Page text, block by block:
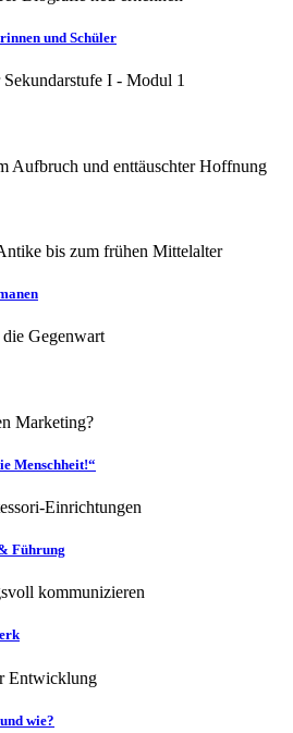
und Schüler
I - Modul 1
Aufbruch und enttäuschter Hoffnung
bis zum frühen Mittelalter
Gegenwart
Marketing?
Menschheit!“
Einrichtungen
Führung
kommunizieren
Entwicklung
wie?